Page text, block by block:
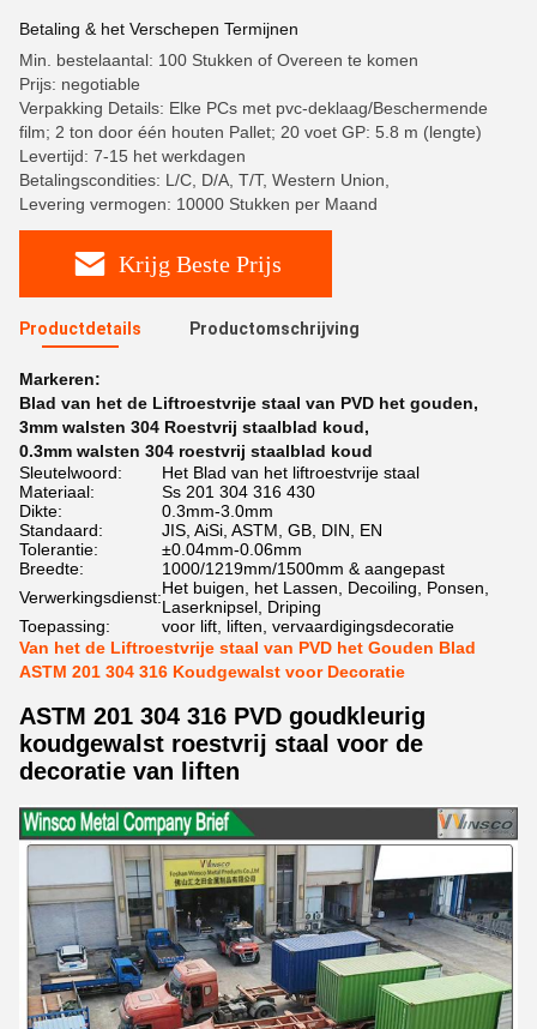
Betaling & het Verschepen Termijnen
Min. bestelaantal: 100 Stukken of Overeen te komen
Prijs: negotiable
Verpakking Details: Elke PCs met pvc-deklaag/Beschermende
film; 2 ton door één houten Pallet; 20 voet GP: 5.8 m (lengte)
Levertijd: 7-15 het werkdagen
Betalingscondities: L/C, D/A, T/T, Western Union,
Levering vermogen: 10000 Stukken per Maand
Krijg Beste Prijs
Productdetails Productomschrijving
Markeren:
Blad van het de Liftroestvrije staal van PVD het gouden,
3mm walsten 304 Roestvrij staalblad koud,
0.3mm walsten 304 roestvrij staalblad koud
Sleutelwoord:
Het Blad van het liftroestvrije staal
Materiaal:
Ss 201 304 316 430
Dikte:
0.3mm-3.0mm
Standaard:
JIS, AiSi, ASTM, GB, DIN, EN
Tolerantie:
±0.04mm-0.06mm
Breedte:
1000/1219mm/1500mm & aangepast
Verwerkingsdienst:Het buigen, het Lassen, Decoiling, Ponsen,
Laserknipsel, Driping
Toepassing:
voor lift, liften, vervaardigingsdecoratie
Van het de Liftroestvrije staal van PVD het Gouden Blad
ASTM 201 304 316 Koudgewalst voor Decoratie
ASTM 201 304 316 PVD goudkleurig
koudgewalst roestvrij staal voor de
decoratie van liften